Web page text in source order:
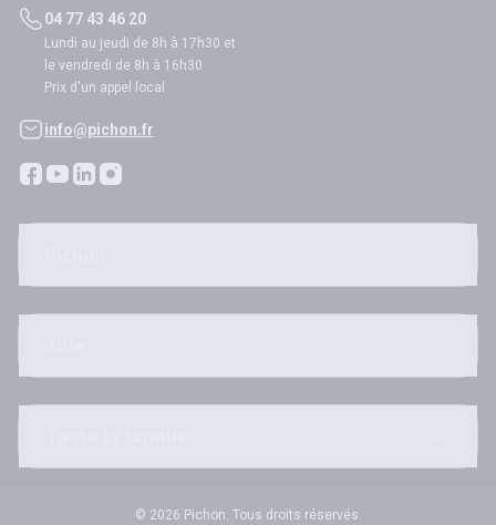
04 77 43 46 20
Lundi au jeudi de 8h à 17h30 et
le vendredi de 8h à 16h30
Prix d'un appel local
info@pichon.fr
© 2026 Pichon. Tous droits réservés.